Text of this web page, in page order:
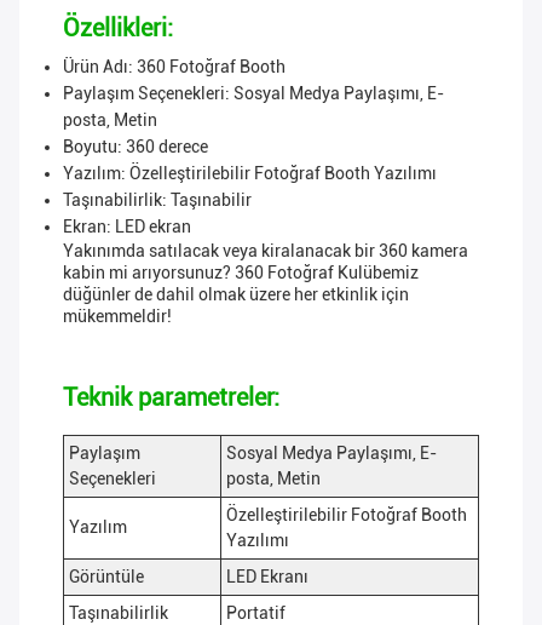
Özellikleri:
Ürün Adı: 360 Fotoğraf Booth
Paylaşım Seçenekleri: Sosyal Medya Paylaşımı, E-
posta, Metin
Boyutu: 360 derece
Yazılım: Özelleştirilebilir Fotoğraf Booth Yazılımı
Taşınabilirlik: Taşınabilir
Ekran: LED ekran
Yakınımda satılacak veya kiralanacak bir 360 kamera
kabin mi arıyorsunuz? 360 Fotoğraf Kulübemiz
düğünler de dahil olmak üzere her etkinlik için
mükemmeldir!
Teknik parametreler:
Paylaşım
Seçenekleri
Sosyal Medya Paylaşımı, E-
posta, Metin
Yazılım
Özelleştirilebilir Fotoğraf Booth
Yazılımı
Görüntüle
LED Ekranı
Taşınabilirlik
Portatif